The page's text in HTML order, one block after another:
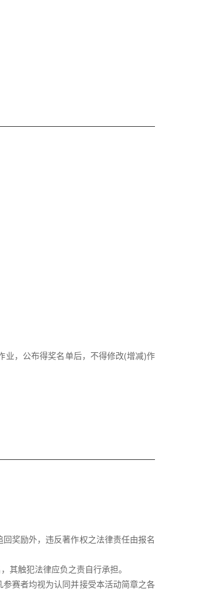
，公布得奖名单后，不得修改(增减)作
奖励外，违反著作权之法律责任由报名
其触犯法律应负之责自行承担。
赛者均视为认同并接受本活动简章之各